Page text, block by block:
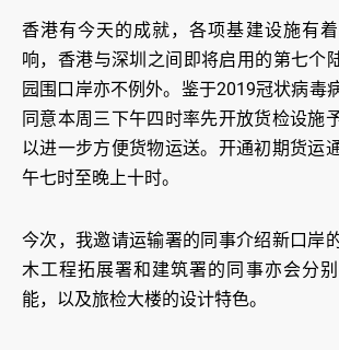
香港有今天的成就，各项基建设施有
响，香港与深圳之间即将启用的第七个
园围口岸亦不例外。鉴于2019冠状病毒
同意本周三下午四时率先开放货检设施
以进一步方便货物运送。开通初期货运
午七时至晚上十时。
今次，我邀请运输署的同事介绍新口岸
木工程拓展署和建筑署的同事亦会分
能，以及旅检大楼的设计特色。